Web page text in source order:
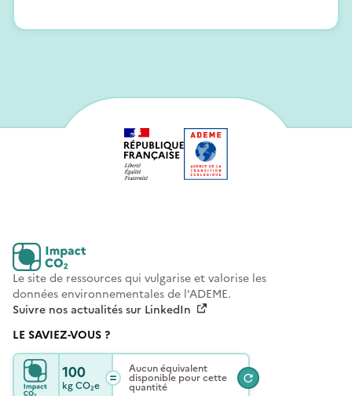
Le site de ressources qui vulgarise et valorise les
données environnementales de l'ADEME.
Suivre nos actualités sur LinkedIn
LE SAVIEZ-VOUS ?
100
kgCO₂e
Aucun équivalent
disponible pour cette
quantité